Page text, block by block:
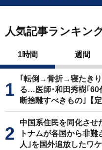
人気記事ランキン
1時間 週間
｢転倒→骨折→寝たき
る…医師･和田秀樹｢60
断捨離すべきもの｣【
中国系住民を同化さ
トナムが各国から非
人｣を国外追放したワケ